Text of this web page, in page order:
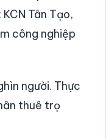
Tân Tạo,
công nghiệp
người. Thực
thuê trọ